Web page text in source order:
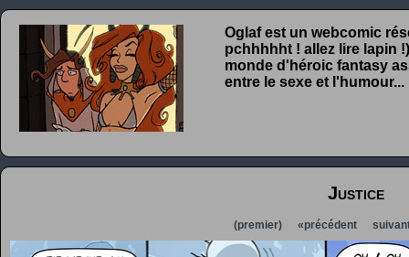
Oglaf est un webcomic
pchhhhht ! allez lire lapin
monde d'héroic fantasy
entre le sexe et l'humour...
Justice
(premier) «précédent